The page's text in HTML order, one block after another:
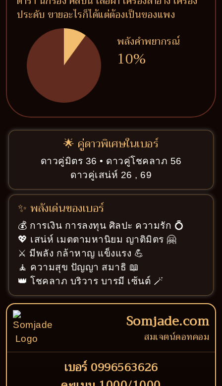
ประดับ ขายอะไรก็ได้แต่ต้องเป็นของแพง
พลังคำพยากรณ์
10%
🌟 คู่ดาวพิเศษในเบอร์
ดาวคู่มิตร 36 • ดาวคู่โชคลาภ 56
ดาวคู่เสน่ห์ 26 , 69
✨ พลังเด่นของเบอร์
💰 การเงิน การลงทุน ศิลปะ ความรัก 💍
💖 เสน่ห์ เมตตามหานิยม ญาติมิตร 🤗
⚔️ มีพลัง กล้าหาญ แข็งแรง 💪
🧘 ความสุข ปัญญา สมาธิ 📖
👑 โชคลาภ บริวาร บารมี เซ้นต์ 🪄
Somjade.com
สมเจตน์ดอทคอม
เบอร์ 0996563626